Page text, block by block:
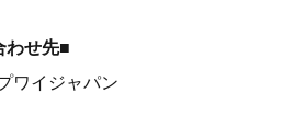
わせ先■
ワイジャパン